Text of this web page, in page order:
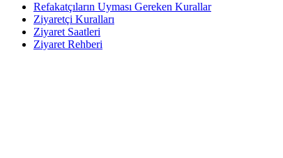
Refakatçıların Uyması Gereken Kurallar
Ziyaretçi Kuralları
Ziyaret Saatleri
Ziyaret Rehberi